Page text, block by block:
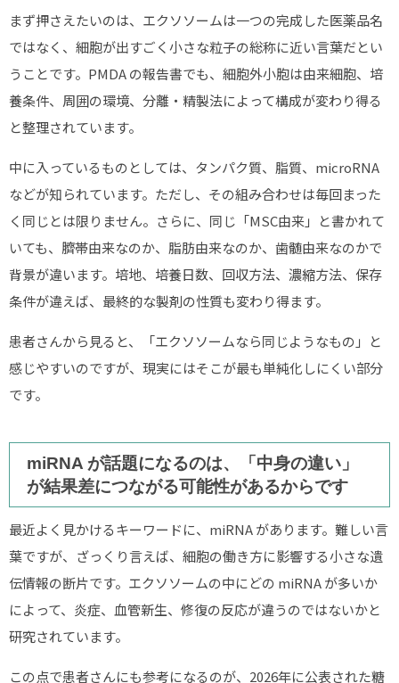
まず押さえたいのは、エクソソームは一つの完成した医薬品名
ではなく、細胞が出すごく小さな粒子の総称に近い言葉だとい
うことです。PMDA の報告書でも、細胞外小胞は由来細胞、培
養条件、周囲の環境、分離・精製法によって構成が変わり得る
と整理されています。
中に入っているものとしては、タンパク質、脂質、microRNA
などが知られています。ただし、その組み合わせは毎回まった
く同じとは限りません。さらに、同じ「MSC由来」と書かれて
いても、臍帯由来なのか、脂肪由来なのか、歯髄由来なのかで
背景が違います。培地、培養日数、回収方法、濃縮方法、保存
条件が違えば、最終的な製剤の性質も変わり得ます。
患者さんから見ると、「エクソソームなら同じようなもの」と
感じやすいのですが、現実にはそこが最も単純化しにくい部分
です。
miRNA が話題になるのは、「中身の違い」
が結果差につながる可能性があるからです
最近よく見かけるキーワードに、miRNA があります。難しい言
葉ですが、ざっくり言えば、細胞の働き方に影響する小さな遺
伝情報の断片です。エクソソームの中にどの miRNA が多いか
によって、炎症、血管新生、修復の反応が違うのではないかと
研究されています。
この点で患者さんにも参考になるのが、2026年に公表された糖